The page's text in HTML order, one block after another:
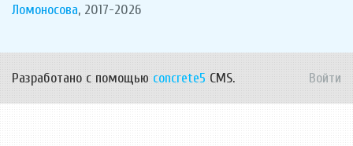
Ломоносова, 2017-2026
Разработано с помощью concrete5 CMS. Войти